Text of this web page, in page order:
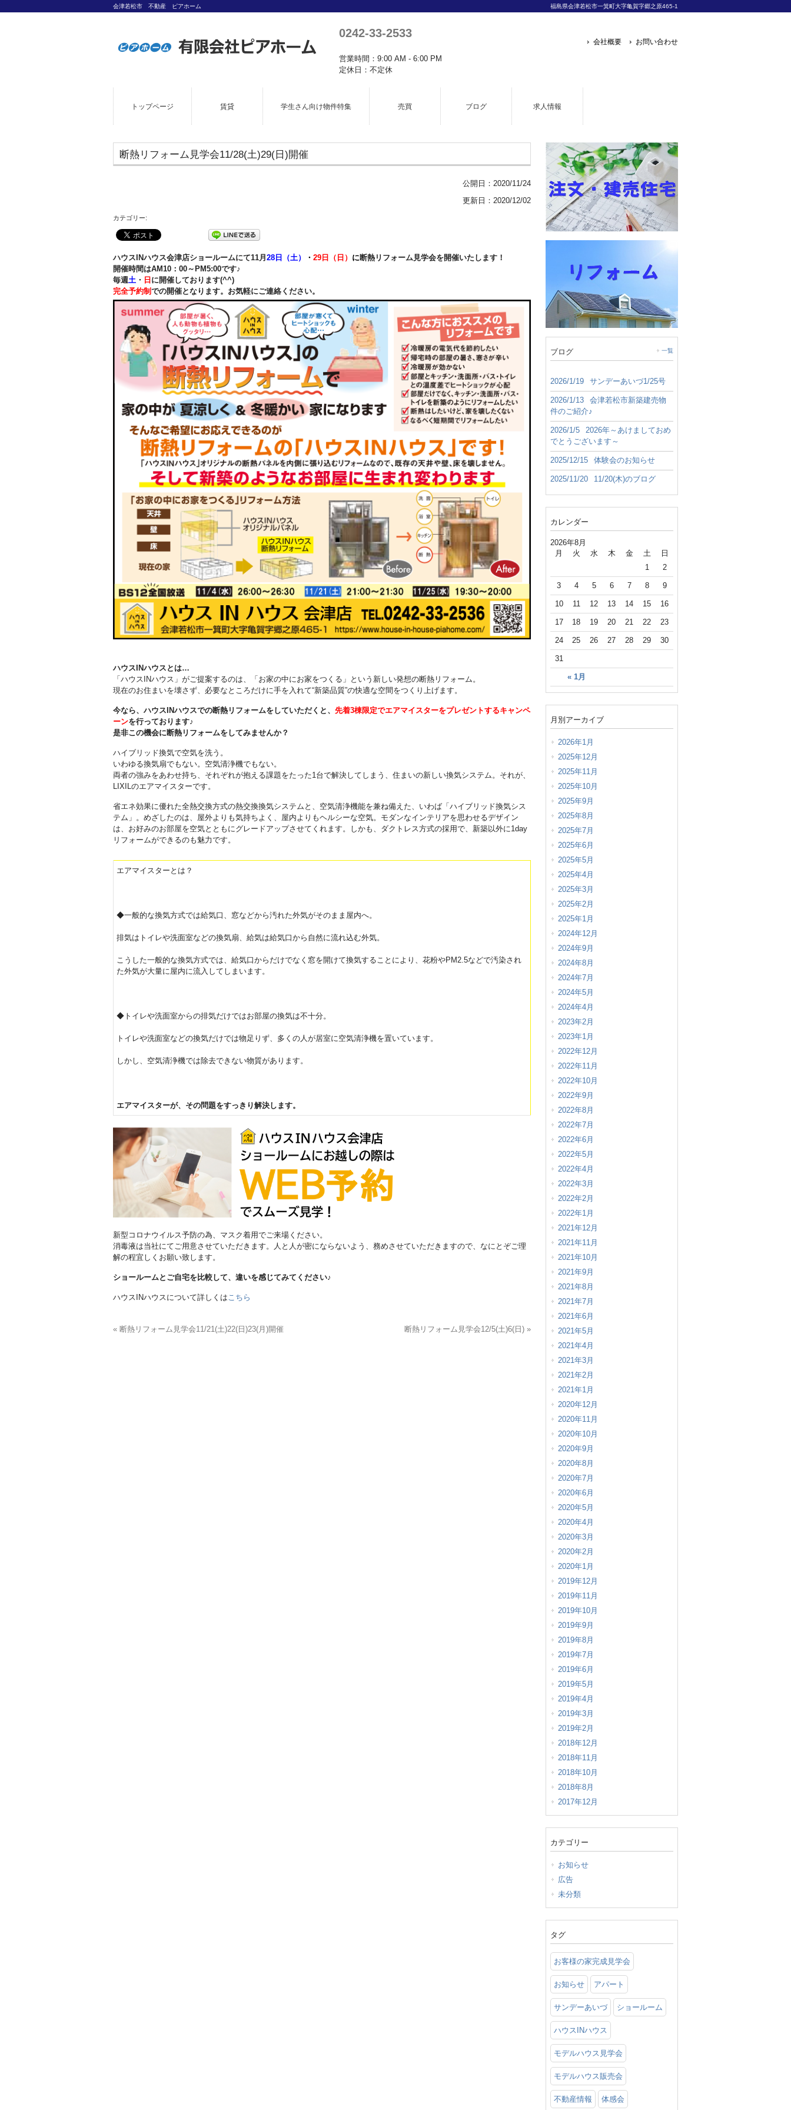
会津若松市 不動産 ピアホーム 福島県会津若松市一箕町大字亀賀字郷之原465-1
0242-33-2533
営業時間：9:00 AM - 6:00 PM
定休日：不定休
会社概要 お問い合わせ
トップページ 賃貸 学生さん向け物件特集 売買 ブログ 求人情報
断熱リフォーム見学会11/28(土)29(日)開催
公開日： 2020/11/24
更新日：2020/12/02
カテゴリー:
ハウスINハウス会津店ショールームにて11月 28日（土） ・ 29日（日 ） に断熱リフォーム見学会を開催いたします！
開催時間はAM10：00～PM5:00です♪
毎週土 ・ 日 に開催しております(^^)
完全予約制 での開催となります。お気軽にご連絡ください。
ハウスINハウスとは…
「ハウスINハウス」がご提案するのは、「お家の中にお家をつくる」という新しい発想の断熱リフォーム。
現在のお住まいを壊さず、必要なところだけに手を入れて“新築品質”の快適な空間をつくり上げます。
今なら、ハウスINハウスでの断熱リフォームをしていただくと、 先着3棟限定でエアマイスターをプレゼントするキャンペ
ーンを行っております♪
是非この機会に断熱リフォームをしてみませんか？
ハイブリッド換気で空気を洗う。
いわゆる換気扇でもない。空気清浄機でもない。
両者の強みをあわせ持ち、それぞれが抱える課題をたった1台で解決してしまう、住まいの新しい換気システム。それが、
LIXILのエアマイスターです。
省エネ効果に優れた全熱交換方式の熱交換換気システムと、空気清浄機能を兼ね備えた、いわば「ハイブリッド換気シス
テム」。めざしたのは、屋外よりも気持ちよく、屋内よりもヘルシーな空気。モダンなインテリアを思わせるデザイン
は、お好みのお部屋を空気とともにグレードアップさせてくれます。しかも、ダクトレス方式の採用で、新築以外に1day
リフォームができるのも魅力です。
エアマイスターとは？
◆一般的な換気方式では給気口、窓などから汚れた外気がそのまま屋内へ。
排気はトイレや洗面室などの換気扇、給気は給気口から自然に流れ込む外気。
こうした一般的な換気方式では、給気口からだけでなく窓を開けて換気することにより、花粉やPM2.5などで汚染され
た外気が大量に屋内に流入してしまいます。
◆トイレや洗面室からの排気だけではお部屋の換気は不十分。
トイレや洗面室などの換気だけでは物足りず、多くの人が居室に空気清浄機を置いています。
しかし、空気清浄機では除去できない物質があります。
エアマイスターが、その問題をすっきり解決します。
新型コロナウイルス予防の為、マスク着用でご来場ください。
消毒液は当社にてご用意させていただきます。人と人が密にならないよう、務めさせていただきますので、なにとぞご理
解の程宜しくお願い致します。
ショールームとご自宅を比較して、違いを感じてみてください♪
ハウスINハウスについて詳しくはこちら
« 断熱リフォーム見学会11/21(土)22(日)23(月)開催 断熱リフォーム見学会12/5(土)6(日) »
ブログ 一覧
2026/1/19 サンデーあいづ1/25号
2026/1/13
会津若松市新築建売物
件のご紹介♪
2026/1/5
2026年～あけましておめ
でとうございます～
2025/12/15 体験会のお知らせ
2025/11/20 11/20(木)のブログ
カレンダー
2026年8月
月 火 水 木 金 土 日
« 1月
1 2
3 4 5 6 7 8 9
10 11 12 13 14 15 16
17 18 19 20 21 22 23
24 25 26 27 28 29 30
31
月別アーカイブ
2026年1月
2025年12月
2025年11月
2025年10月
2025年9月
2025年8月
2025年7月
2025年6月
2025年5月
2025年4月
2025年3月
2025年2月
2025年1月
2024年12月
2024年9月
2024年8月
2024年7月
2024年5月
2024年4月
2023年2月
2023年1月
2022年12月
2022年11月
2022年10月
2022年9月
2022年8月
2022年7月
2022年6月
2022年5月
2022年4月
2022年3月
2022年2月
2022年1月
2021年12月
2021年11月
2021年10月
2021年9月
2021年8月
2021年7月
2021年6月
2021年5月
2021年4月
2021年3月
2021年2月
2021年1月
2020年12月
2020年11月
2020年10月
2020年9月
2020年8月
2020年7月
2020年6月
2020年5月
2020年4月
2020年3月
2020年2月
2020年1月
2019年12月
2019年11月
2019年10月
2019年9月
2019年8月
2019年7月
2019年6月
2019年5月
2019年4月
2019年3月
2019年2月
2018年12月
2018年11月
2018年10月
2018年8月
2017年12月
カテゴリー
お知らせ
広告
未分類
タグ
お客様の家完成見学会
お知らせ アパート
サンデーあいづ ショールーム
ハウスINハウス
モデルハウス見学会
モデルハウス販売会
不動産情報 体感会